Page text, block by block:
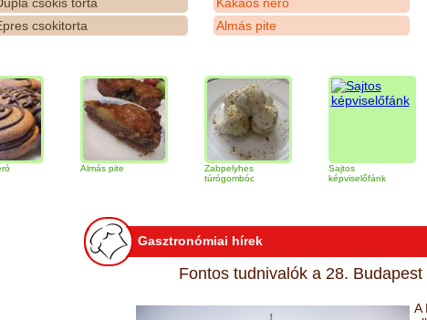
csokitorta
Almás pite
Almás pite
Zabpelyhes
túrógombóc
képviselőfánk
Gasztronómiai hírek
Fontos tudnivalók a 28.
A